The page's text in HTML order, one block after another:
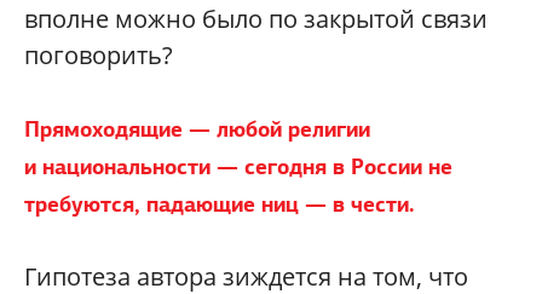
вполне можно было по закрытой связи
поговорить?
Прямоходящие — любой религии
и национальности — сегодня в России не
требуются, падающие ниц — в чести.
Гипотеза автора зиждется на том, что